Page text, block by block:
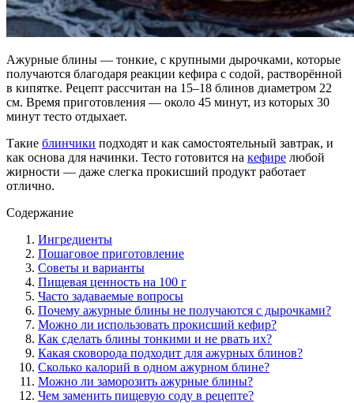
Ажурные блины — тонкие, с крупными дырочками, которые
получаются благодаря реакции кефира с содой, растворённой
в кипятке. Рецепт рассчитан на 15–18 блинов диаметром 22
см. Время приготовления — около 45 минут, из которых 30
минут тесто отдыхает.
Такие блинчики подходят и как самостоятельный завтрак, и
как основа для начинки. Тесто готовится на кефире любой
жирности — даже слегка прокисший продукт работает
отлично.
Содержание
Ингредиенты
Пошаговое приготовление
Советы и варианты
Пищевая ценность на 100 г
Часто задаваемые вопросы
Почему ажурные блины не получаются с дырочками?
Можно ли использовать прокисший кефир?
Как сделать блины тонкими и не рвать их?
Какая сковорода подходит для ажурных блинов?
Сколько калорий в одном ажурном блине?
Можно ли заморозить ажурные блины?
Чем заменить пищевую соду в рецепте?